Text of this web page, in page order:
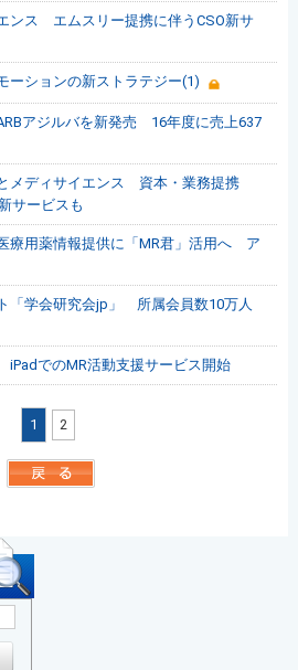
ンス エムスリー提携に伴うCSO新サ
ーションの新ストラテジー(1)
アジルバを新発売 16年度に売上637
メディサイエンス 資本・業務提携
サービスも
用薬情報提供に「MR君」活用へ ア
「学会研究会jp」 所属会員数10万人
でのMR活動支援サービス開始
1 2